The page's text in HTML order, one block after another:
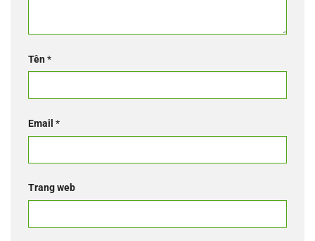
Tên*
Email *
Trang web